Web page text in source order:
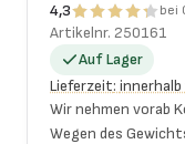
4,3 bei
Artikelnr. 250161
Auf Lager
Lieferzeit: innerhalb
Wir nehmen vorab
Wegen des